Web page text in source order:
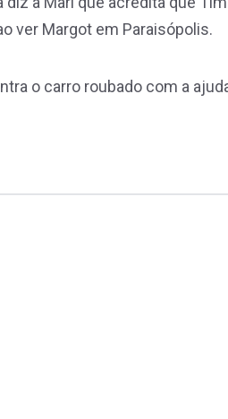
ver Margot em Paraisópolis.
o carro roubado com a